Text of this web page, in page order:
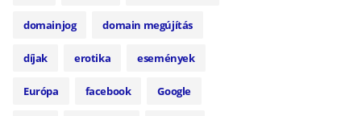
domainjog domain megújítás
díjak erotika események
Európa facebook Google